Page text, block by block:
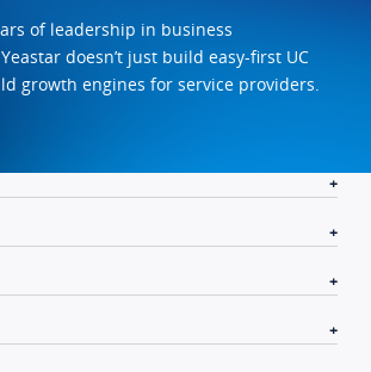
of leadership in business
doesn’t just build easy-first UC
growth engines for service providers.